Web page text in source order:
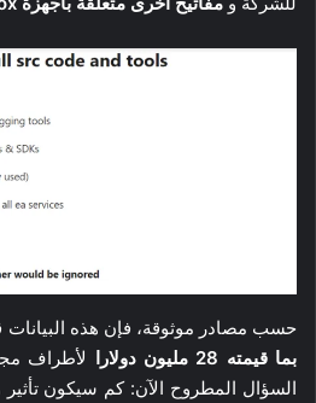
حسب مصادر موثوقة، فإن هذه
بما قيمته 28 مليون دولارا
لأطراف
السؤال المطروح الآن: كم سيكون